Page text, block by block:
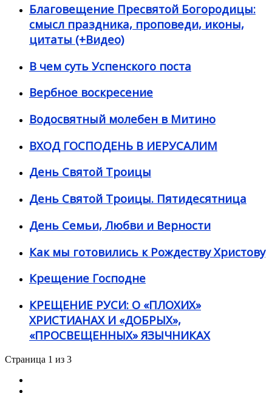
Благовещение Пресвятой Богородицы:
смысл праздника, проповеди, иконы,
цитаты (+Видео)
В чем суть Успенского поста
Вербное воскресение
Водосвятный молебен в Митино
ВХОД ГОСПОДЕНЬ В ИЕРУСАЛИМ
День Святой Троицы
День Святой Троицы. Пятидесятница
День Семьи, Любви и Верности
Как мы готовились к Рождеству Христову
Крещение Господне
КРЕЩЕНИЕ РУСИ: О «ПЛОХИХ»
ХРИСТИАНАХ И «ДОБРЫХ»,
«ПРОСВЕЩЕННЫХ» ЯЗЫЧНИКАХ
Страница 1 из 3